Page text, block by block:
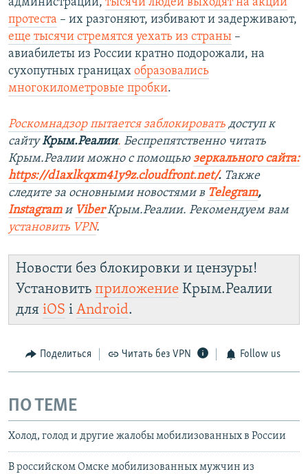
администраций, тысячи людей выходят на акции
протеста – их разгоняют, избивают и задерживают,
еще тысячи стремятся уехать из страны –
авиабилеты из России кратно подорожали, на
сухопутных границах образовались
многокилометровые пробки.
Роскомнадзор пытается заблокировать доступ к
сайтуКрым.Реалии. Беспрепятственно читать
Крым.Реалии можно с помощью зеркального сайта:
https://d1axlkqxm41y9z.cloudfront.net/. ​ Также
следите за основными новостями в Telegram,
Instagram и ViberКрым.Реалии. Рекомендуем вам
установить VPN.
Новости без блокировки и цензуры!
Установить приложение Крым.Реалии
для iOS і Android.
Поделиться Читать без VPN Follow us
ПО ТЕМЕ
Холод, голод и другие жалобы мобилизованных в России
В российском Омске мобилизованных мужчин из